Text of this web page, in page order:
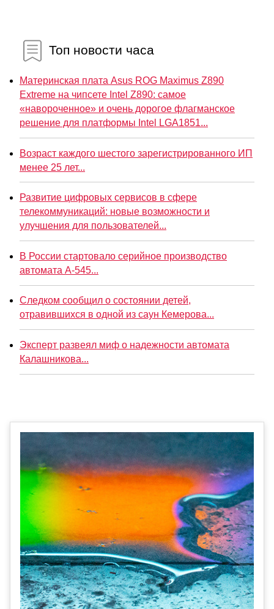
Топ новости часа
Материнская плата Asus ROG Maximus Z890
Extreme на чипсете Intel Z890: самое
«навороченное» и очень дорогое флагманское
решение для платформы Intel LGA1851...
Возраст каждого шестого зарегистрированного ИП
менее 25 лет...
Развитие цифровых сервисов в сфере
телекоммуникаций: новые возможности и
улучшения для пользователей...
В России стартовало серийное производство
автомата А-545...
Следком сообщил о состоянии детей,
отравившихся в одной из саун Кемерова...
Эксперт развеял миф о надежности автомата
Калашникова...